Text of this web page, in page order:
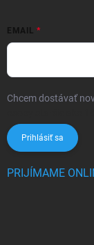
EMAIL
Chcem dostávať
Prihlásiť sa
PRIJÍMAME